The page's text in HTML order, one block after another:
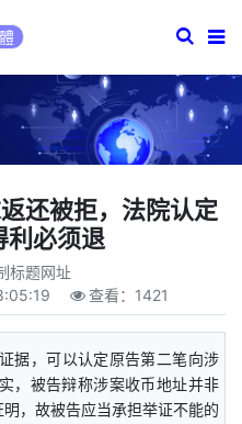
还被拒，法院认定
利必须退
标题网址
查看： 1421
据，可以认定原告第二笔向涉
，被告辩称涉案收币地址并非
，故被告应当承担举证不能的